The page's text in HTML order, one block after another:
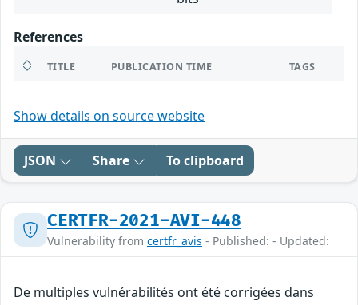
References
TITLE PUBLICATION TIME TAGS
Show details on source website
JSON Share To clipboard
CERTFR-2021-AVI-448
Vulnerability from certfr_avis - Published: - Updated:
De multiples vulnérabilités ont été corrigées dans